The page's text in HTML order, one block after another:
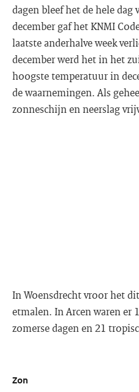
dagen bleef het de hele dag
december gaf het KNMI
laatste anderhalve week
december werd het in het
hoogste temperatuur in
de waarnemingen. Als
zonneschijn en neerslag
In Woensdrecht vroor het
etmalen. In Arcen waren er
zomerse dagen en 21
Zon